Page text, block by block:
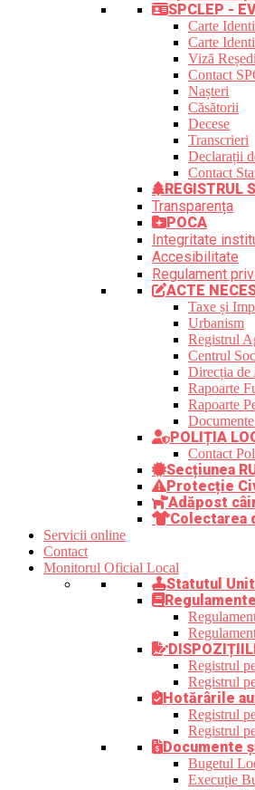
SPCLEP -
Carte
Carte
Viză
Contact
Nașteri
Căsătorii
Decese
Transcrieri
Declarații
Contact
REGISTRUL
Transparența
POCA
Integritate
Accesibilitate
Regulament
ACTE
Taxe și
Urbanism
Registrul
Centrul
Direcția de
Rapoarte
Rapoarte
POLIȚIA
Contact
Secțiunea
Protecție
Adăpost
Colectarea
Servicii online
Contact
Monitorul Oficial Local
Statutul
Registrul
Registrul
Hotărârile
Registrul
Registrul
Documente
Bugetul
Execuție